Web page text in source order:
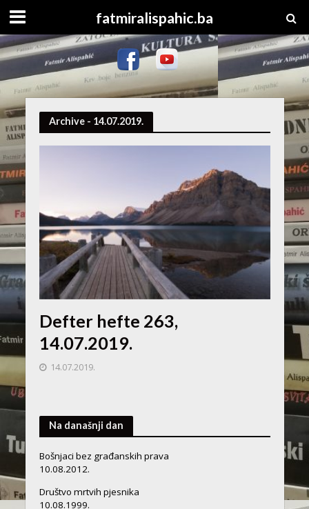
fatmiralispahic.ba
Archive - 14.07.2019.
Defter hefte 263,
14.07.2019.
14.07.2019.
Na današnji dan
Bošnjaci bez građanskih prava
10.08.2012.
Društvo mrtvih pjesnika
10.08.1999.